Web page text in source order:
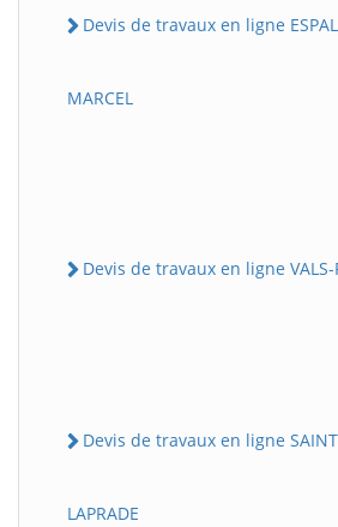
Devis de travaux en ligne
MARCEL
Devis de travaux en ligne VALS-
Devis de travaux en ligne
LAPRADE